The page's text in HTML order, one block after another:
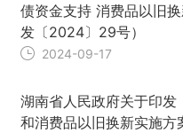
债资金支持 消费品以旧
发〔2024〕29号）
2024-09-17
湖南省人民政府关于印
和消费品以旧换新实施方